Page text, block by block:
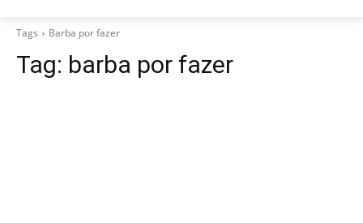
Tags Barba por fazer
Tag: barba por fazer